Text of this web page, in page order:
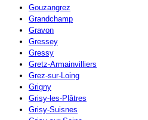
Gouzangrez
Grandchamp
Gravon
Gressey
Gressy
Gretz-Armainvilliers
Grez-sur-Loing
Grigny
Grisy-les-Plâtres
Grisy-Suisnes